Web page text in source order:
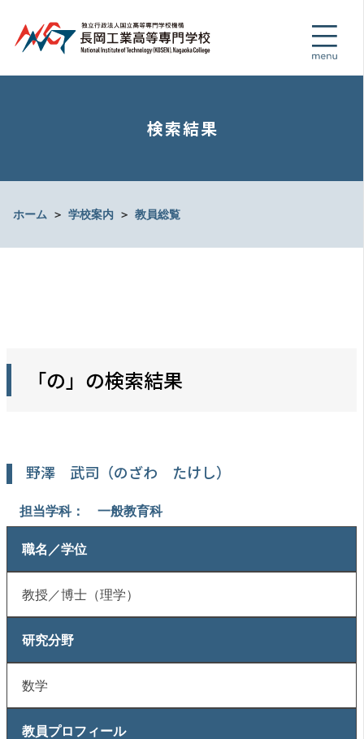
検索結果
ホーム ＞ 学校案内 ＞ 教員総覧
「の」の検索結果
野澤 武司（のざわ たけし）
担当学科： 一般教育科
職名／学位
教授／博士（理学）
研究分野
数学
教員プロフィール